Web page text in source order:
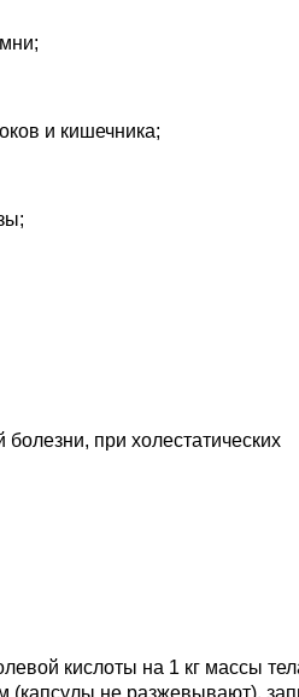
и кишечника;
при холестатических
кислоты на 1 кг массы
(капсулы не разжевывают),